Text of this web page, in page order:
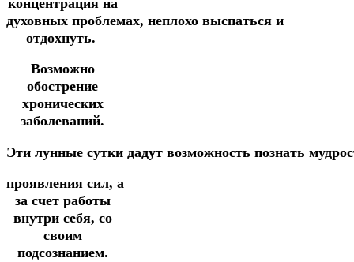
духовных проблемах, неплохо выспаться и
отдохнуть.
Возможно
обострение
хронических
заболеваний.
Эти лунные сутки дадут возможность познать
проявления сил, а
за счет работы
внутри себя, со
своим
подсознанием.